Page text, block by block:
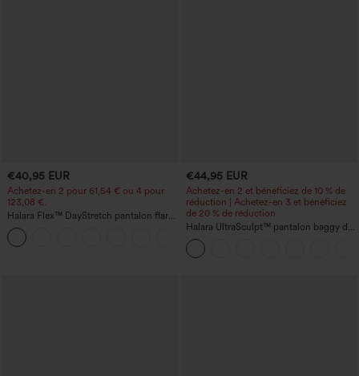
€40,95 EUR
Achetez-en 2 pour 61,54 € ou 4 pour
123,08 €.
Halara Flex™ DayStretch pantalon flare
de travail, taille mi-haute, poche latérale
zippée
€44,95 EUR
Achetez-en 2 et bénéficiez de 10 % de
réduction | Achetez-en 3 et bénéficiez
de 20 % de réduction
Halara UltraSculpt™ pantalon baggy de
yoga taille haute à effet gainant pour le
ventre, à rayures color block, avec
poches